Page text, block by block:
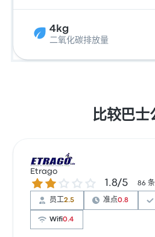
4kg
二氧化碳排放量
比较巴士
Etrago
1.8 / 5 星 1.8/5 86
员工2.5 准点0.8
Wifi0.4